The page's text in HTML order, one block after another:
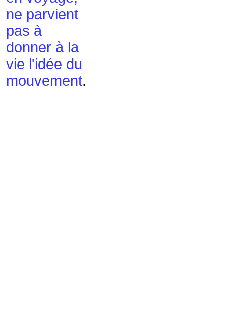
ne parvient
pas à
donner à la
vie l'idée du
mouvement.